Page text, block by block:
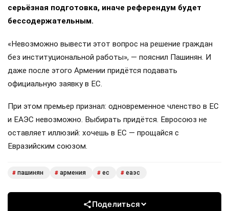
серьёзная подготовка, иначе референдум будет
бессодержательным.
«Невозможно вывести этот вопрос на решение граждан
без институциональной работы», — пояснил Пашинян. И
даже после этого Армении придётся подавать
официальную заявку в ЕС.
При этом премьер признал: одновременное членство в ЕС
и ЕАЭС невозможно. Выбирать придётся. Евросоюз не
оставляет иллюзий: хочешь в ЕС — прощайся с
Евразийским союзом.
# пашинян # армения # ес # еаэс
Поделиться